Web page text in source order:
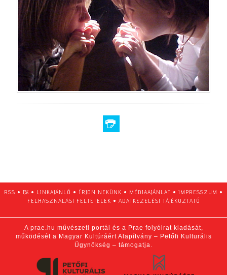
RSS • 1% • LINKAJÁNLÓ • ÍRJON NEKÜNK • MÉDIAAJÁNLAT • IMPRESSZUM •
FELHASZNÁLÁSI FELTÉTELEK • ADATKEZELÉSI TÁJÉKOZTATÓ
A prae.hu művészeti portál és a Prae folyóirat kiadását,
működését a Magyar Kultúráért Alapítvány – Petőfi Kulturális
Ügynökség – támogatja.